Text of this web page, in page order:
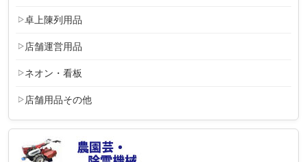
卓上陳列用品
店舗運営用品
ネオン・看板
店舗用品その他